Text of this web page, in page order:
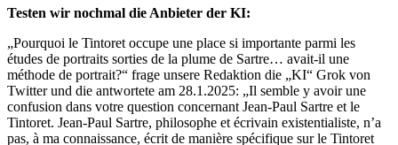
Testen wir nochmal die Anbieter der KI:
„Pourquoi le Tintoret occupe une place si importante parmi les
études de portraits sorties de la plume de Sartre… avait-il une
méthode de portrait?“ frage unsere Redaktion die „KI“ Grok von
Twitter und die antwortete am 28.1.2025: „Il semble y avoir une
confusion dans votre question concernant Jean-Paul Sartre et le
Tintoret. Jean-Paul Sartre, philosophe et écrivain existentialiste, n’a
pas, à ma connaissance, écrit de manière spécifique sur le Tintoret